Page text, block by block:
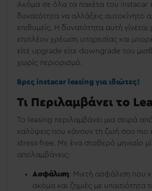
Ακόμα σε όλα τα πακέτα του instacar
δυνατότητα να αλλάξεις αυτοκίνητο
επιθυμείς. Η δυνατότητα αυτή γίνεται
επιπλέον χρέωση υπηρεσίας και
είτε upgrade είτε downgrade του
χωρίς περιορισμό.
Βρες instacar leasing για ιδιώτες!
Τι Περιλαμβάνει το
Το leasing περιλαμβάνει μια σειρά
καλύψεις που κάνουν τη ζωή σου πιο
stress-free. Με ένα σταθερό μηνιαίο
απολαμβάνεις:
Ασφάλιση: Μικτή ασφάλιση που
ακόμα και ζημιές με υπαιτιότητα